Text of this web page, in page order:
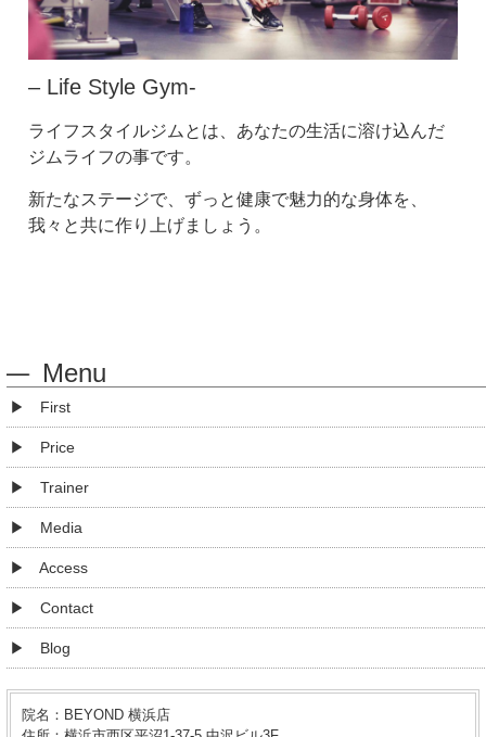
院名：BEYOND 横浜店
Menu
First
Price
Trainer
Media
Access
Contact
Blog
– Life Style Gym-
ライフスタイルジムとは、あなたの生活に溶け込んだ
ジムライフの事です。
新たなステージで、ずっと健康で魅力的な身体を、
我々と共に作り上げましょう。